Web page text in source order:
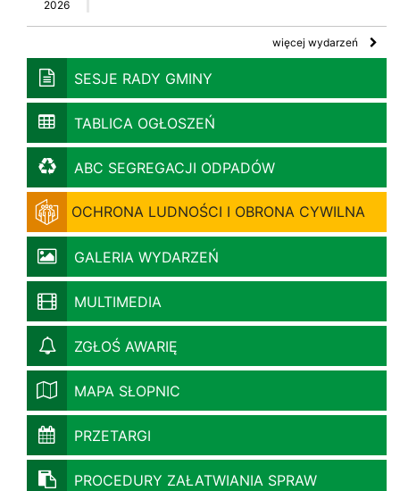
2026
więcej wydarzeń
SESJE RADY GMINY
TABLICA OGŁOSZEŃ
ABC SEGREGACJI ODPADÓW
OCHRONA LUDNOŚCI I OBRONA CYWILNA
GALERIA WYDARZEŃ
MULTIMEDIA
ZGŁOŚ AWARIĘ
MAPA SŁOPNIC
PRZETARGI
PROCEDURY ZAŁATWIANIA SPRAW